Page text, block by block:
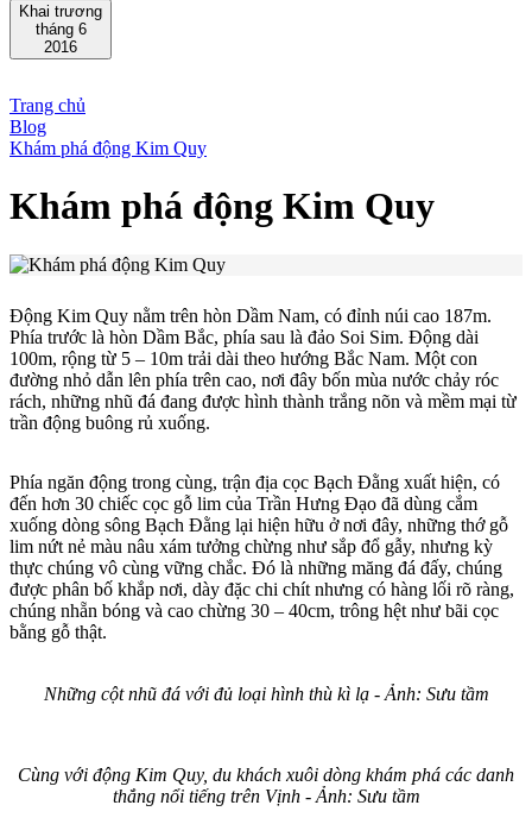
Khai trương
tháng 6
2016
Trang chủ
Blog
Khám phá động Kim Quy
Khám phá động Kim Quy
Động Kim Quy nằm trên hòn Dầm Nam, có đỉnh núi cao 187m.
Phía trước là hòn Dầm Bắc, phía sau là đảo Soi Sim. Động dài
100m, rộng từ 5 – 10m trải dài theo hướng Bắc Nam. Một con
đường nhỏ dẫn lên phía trên cao, nơi đây bốn mùa nước chảy róc
rách, những nhũ đá đang được hình thành trắng nõn và mềm mại từ
trần động buông rủ xuống.
Phía ngăn động trong cùng, trận địa cọc Bạch Đằng xuất hiện, có
đến hơn 30 chiếc cọc gỗ lim của Trần Hưng Đạo đã dùng cắm
xuống dòng sông Bạch Đằng lại hiện hữu ở nơi đây, những thớ gỗ
lim nứt nẻ màu nâu xám tưởng chừng như sắp đổ gẫy, nhưng kỳ
thực chúng vô cùng vững chắc. Đó là những măng đá đấy, chúng
được phân bố khắp nơi, dày đặc chi chít nhưng có hàng lối rõ ràng,
chúng nhẵn bóng và cao chừng 30 – 40cm, trông hệt như bãi cọc
bằng gỗ thật.
Những cột nhũ đá với đủ loại hình thù kì lạ - Ảnh: Sưu tầm
Cùng với động Kim Quy, du khách xuôi dòng khám phá các danh
thắng nổi tiếng trên Vịnh - Ảnh: Sưu tầm